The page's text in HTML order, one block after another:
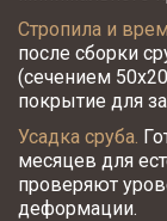
Стропила и
после сборки
(сечением
покрытие для
Усадка сруба.
месяцев для
проверяют
деформации.​